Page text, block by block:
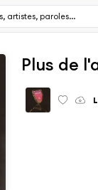
Plus de